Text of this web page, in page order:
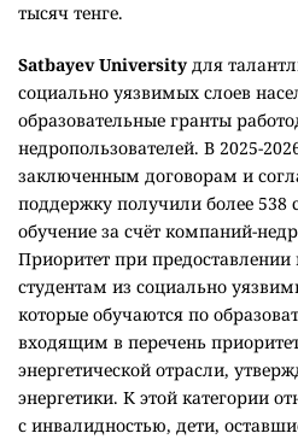
тысяч тенге.
Satbayev University для
социально уязвимых слоев
образовательные гранты
недропользователей. В 2025-
заключенным договорам и
поддержку получили более
обучение за счёт компаний-
Приоритет при предоставлении
студентам из социально
которые обучаются по
входящим в перечень
энергетической отрасли,
энергетики. К этой категории
с инвалидностью, дети,